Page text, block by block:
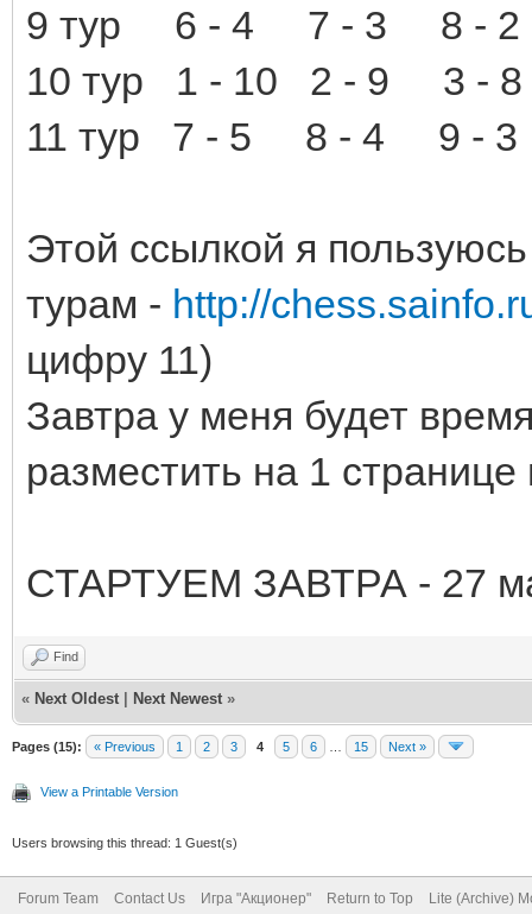
9 тур 6 - 4 7 - 3 8 - 2
10 тур 1 - 10 2 - 9 3 -
11 тур 7 - 5 8 - 4 9 - 3
Этой ссылкой я
турам - http://
цифру 11)
Завтра у меня будет
разместить на 1 странице
СТАРТУЕМ ЗАВТРА - 27
Find
« Next Oldest Next Newest »
Pages (15): « Previous 1 2 3 4 5 6 15 Next »
View a Printable Version
Users browsing this thread: 1 Guest(s)
Forum Team Contact Us Игра "Акционер" Return to Top Lite (Archive)